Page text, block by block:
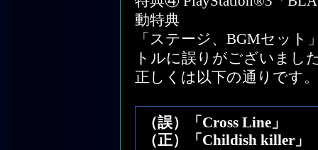
動特典
「ステージ、BGMセッ
トルに誤りがございまし
正しくは以下の通りです。
（誤）「Cross Line」
（正）「Childish killer」